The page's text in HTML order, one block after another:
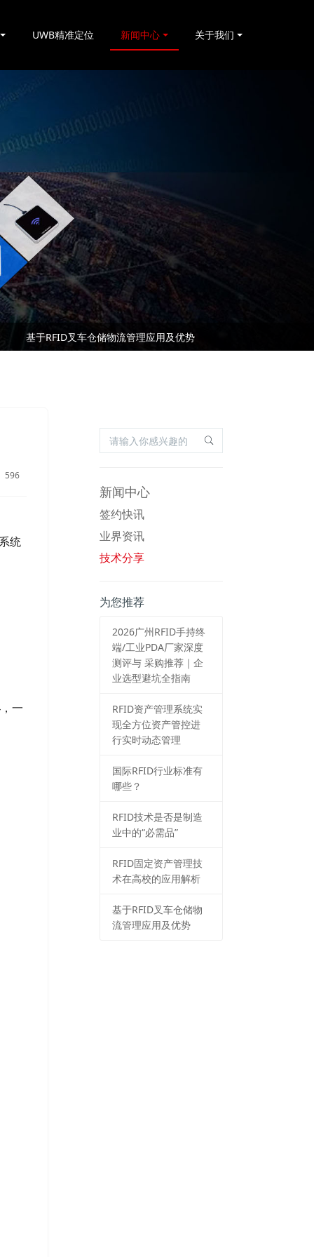
UWB精准定位 新闻中心 关于我们
基于RFID叉车仓储物流管理应用及优势
国际RFID行业标准有哪些？
596
统
一
新闻中心
签约快讯
业界资讯
技术分享
为您推荐
2026⼴州RFID⼿持终
端/⼯业PDA⼚家深度
测评与 采购推荐｜企
业选型避坑全指南
RFID资产管理系统实
现全方位资产管控进
行实时动态管理
国际RFID行业标准有
哪些？
RFID技术是否是制造
业中的“必需品”
RFID固定资产管理技
术在高校的应用解析
基于RFID叉车仓储物
流管理应用及优势